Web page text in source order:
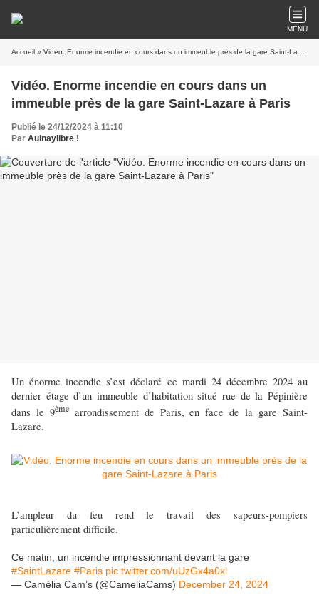
MENU
Accueil » Vidéo. Enorme incendie en cours dans un immeuble près de la gare Saint-Lazare à Paris
Vidéo. Enorme incendie en cours dans un
immeuble près de la gare Saint-Lazare à Paris
Publié le 24/12/2024 à 11:10
Par Aulnaylibre !
Un énorme incendie s’est déclaré ce mardi 24 décembre 2024 au
dernier étage d’un immeuble d’habitation situé rue de la Pépinière
dans le 9èmearrondissement de Paris, en face de la gare Saint-
Lazare.
L’ampleur du feu rend le travail des sapeurs-pompiers
particulièrement difficile.
Ce matin, un incendie impressionnant devant la gare
#SaintLazare #Paris pic.twitter.com/uUzGx4a0xl
— Camélia Cam’s (@CameliaCams) December 24, 2024